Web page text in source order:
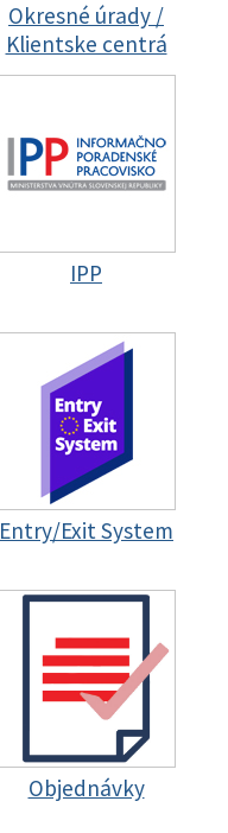
Okresné úrady /
Klientske centrá
IPP
Entry/Exit System
Objednávky